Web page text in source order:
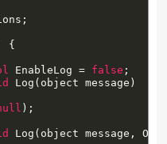
{
EnableLog = false ;
Log(object message)
);
Log(object message,